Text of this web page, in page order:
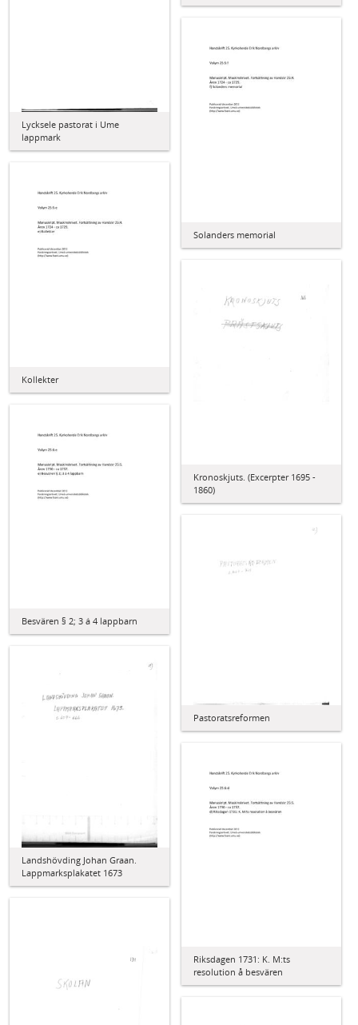
Lycksele pastorat i Ume
lappmark
Solanders memorial
Kollekter
Kronoskjuts. (Excerpter 1695 -
1860)
Besvären § 2; 3 á 4 lappbarn
Pastoratsreformen
Landshövding Johan Graan.
Lappmarksplakatet 1673
Riksdagen 1731: K. M:ts
resolution å besvären